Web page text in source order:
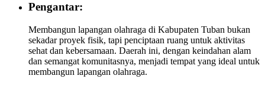
Pengantar:
Membangun lapangan olahraga di Kabupaten Tuban bukan
sekadar proyek fisik, tapi penciptaan ruang untuk aktivitas
sehat dan kebersamaan. Daerah ini, dengan keindahan alam
dan semangat komunitasnya, menjadi tempat yang ideal untuk
membangun lapangan olahraga.